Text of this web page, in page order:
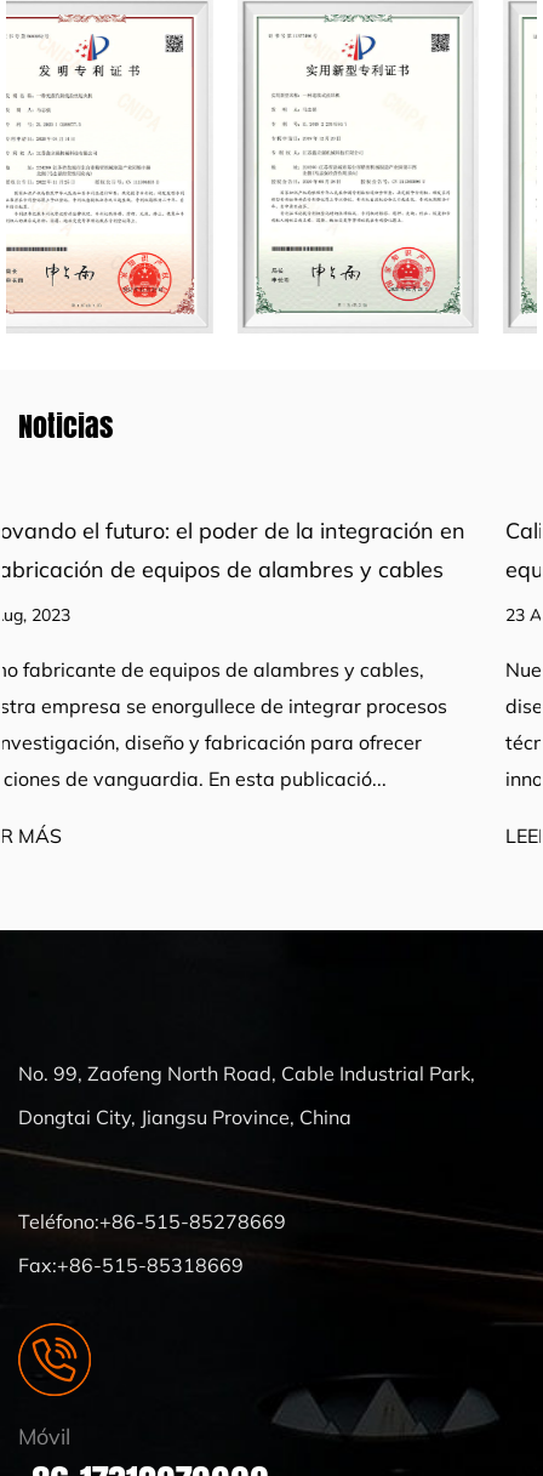
Noticias
en
Calidad de fabricación: tecnología avanzada
equipos de procesamiento
Nuestra integración de procesos de investigación,
diseño y fabricación, respaldada por una sólida
técnica y equipos avanzados, nos permite
innovación y ofrecer soluciones excepcion...
No. 99, Zaofeng North Road, Cable Industrial Park,
Dongtai City, Jiangsu Province, China
Teléfono:+86-515-85278669
Fax:+86-515-85318669
Móvil